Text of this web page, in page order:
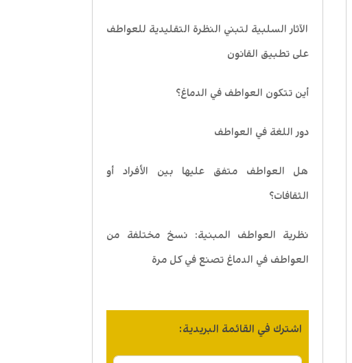
الآثار السلبية لتبني النظرة التقليدية للعواطف
على تطبيق القانون
أين تتكون العواطف في الدماغ؟
دور اللغة في العواطف
هل العواطف متفق عليها بين الأفراد أو
الثقافات؟
نظرية العواطف المبنية: نسخ مختلفة من
العواطف في الدماغ تصنع في كل مرة
اشترك في القائمة البريدية: